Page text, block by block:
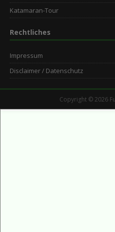
Katamaran-Tour
Rechtliches
Impressum
Disclaimer / Datenschutz
Copyright © 2026